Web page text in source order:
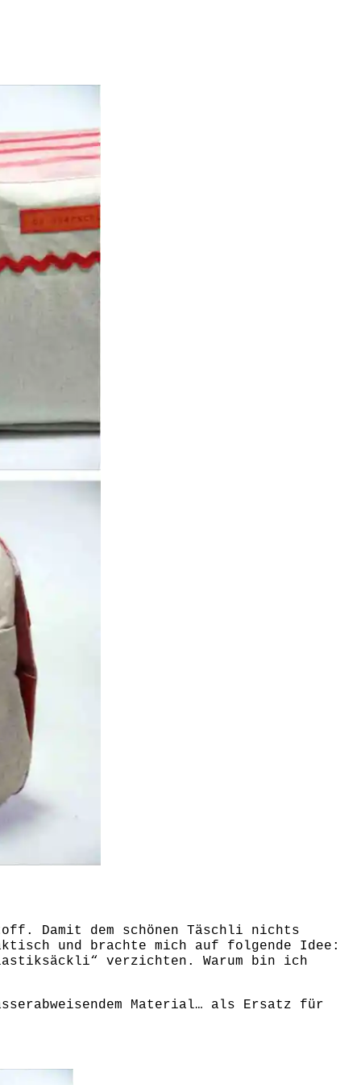
Damit dem schönen Täschli nichts
und brachte mich auf folgende Idee:
verzichten. Warum bin ich
Material… als Ersatz für